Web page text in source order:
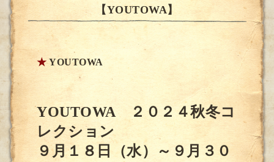
【YOUTOWA】
★ YOUTOWA
YOUTOWA ２０２４秋冬コ
レクション
９月１８日（水）～９月３０